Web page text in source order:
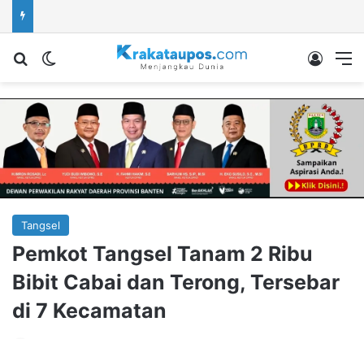
Cari berita...Switch skin Log In
Tangsel
Pemkot Tangsel Tanam 2 Ribu
Bibit Cabai dan Terong, Tersebar
di 7 Kecamatan